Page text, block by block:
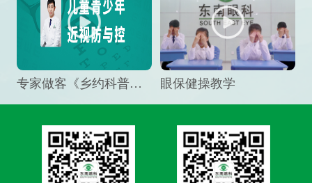
专家做客《乡约科普》栏目，预防孩子近视竟然这么“简单” 眼保健操教学